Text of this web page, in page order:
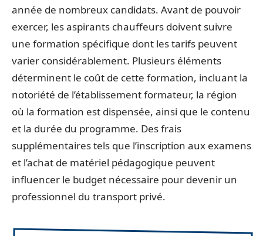
année de nombreux candidats. Avant de pouvoir
exercer, les aspirants chauffeurs doivent suivre
une formation spécifique dont les tarifs peuvent
varier considérablement. Plusieurs éléments
déterminent le coût de cette formation, incluant la
notoriété de l’établissement formateur, la région
où la formation est dispensée, ainsi que le contenu
et la durée du programme. Des frais
supplémentaires tels que l’inscription aux examens
et l’achat de matériel pédagogique peuvent
influencer le budget nécessaire pour devenir un
professionnel du transport privé.